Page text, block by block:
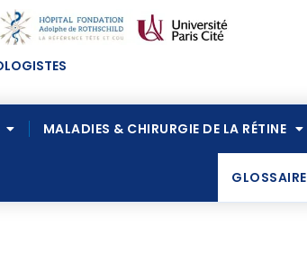
MALADIES & CHIRURGIE DE LA RÉTINE
GLOSSAIRE